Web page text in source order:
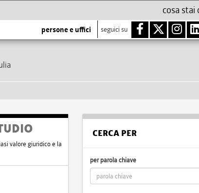
persone e uffici seguici su
valore giuridico e la
CERCA PER
per parola chiave